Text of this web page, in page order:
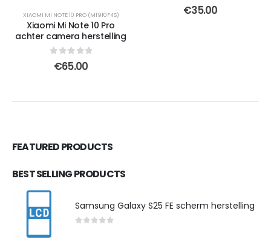
XIAOMI MI NOTE 10 PRO (M1910F4S)
Xiaomi Mi Note 10 Pro
achter camera herstelling
out of 5
€65.00
out of 5
€35.00
FEATURED PRODUCTS
BEST SELLING PRODUCTS
Samsung Galaxy S25 FE scherm herstelling